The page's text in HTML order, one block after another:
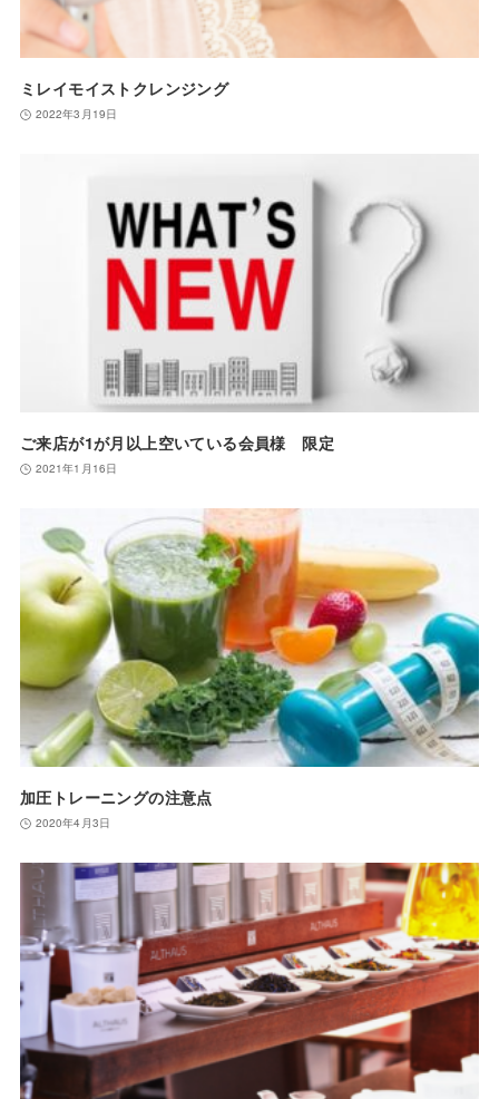
ミレイモイストクレンジング
2022年3月19日
ご来店が1が月以上空いている会員様 限定
2021年1月16日
加圧トレーニングの注意点
2020年4月3日